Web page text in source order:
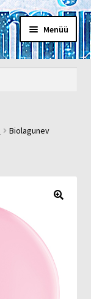
Menüü
Biolagunev